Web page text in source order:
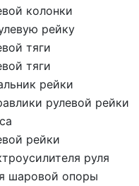
колонки
рейку
тяги
тяги
рейки
рулевой рейки
рейки
руля
шаровой опоры